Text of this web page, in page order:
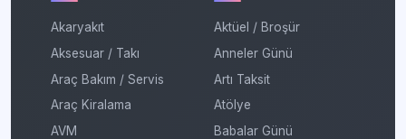
Akaryakıt
Aksesuar / Takı
Araç Bakım / Servis
Araç Kiralama
AVM
Aktüel / Broşür
Anneler Günü
Artı Taksit
Atölye
Babalar Günü